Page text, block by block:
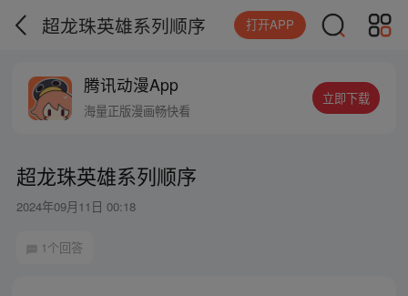
超龙珠英雄系列顺序 打开APP
腾讯动漫App
海量正版漫画畅快看
立即下载
超龙珠英雄系列顺序
2024年09月11日 00:18
1个回答